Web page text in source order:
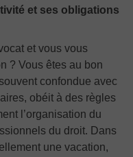
et ses obligations
et vous vous
? Vous êtes au bon
confondue avec
obéit à des règles
l’organisation du
du droit. Dans
une vacation,